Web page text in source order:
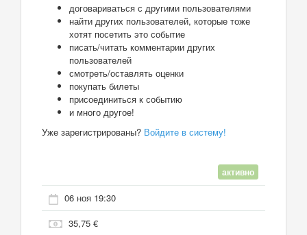
договариваться с другими пользователями
найти других пользователей, которые тоже
хотят посетить это событие
писать/читать комментарии других
пользователей
смотреть/оставлять оценки
покупать билеты
присоединиться к событию
и много другое!
Уже зарегистрированы? Войдите в систему!
активно
06 ноя 19:30
35,75 €